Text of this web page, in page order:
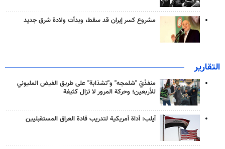
مشروع كسر إيران قد سقط، وبدأت ولادة شرق جديد
التقارير
منفذَيّ "شلمجه" و"تشذابة" على طريق الفيض المليوني
للأربعين؛ وحركة المرور لا تزال كثيفة
آيلب: أداة أمريكية لتدريب قادة العراق المستقبليين